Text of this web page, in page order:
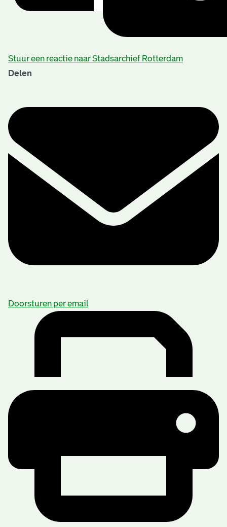
Stuur een reactie naar Stadsarchief Rotterdam
Delen
Doorsturen per email